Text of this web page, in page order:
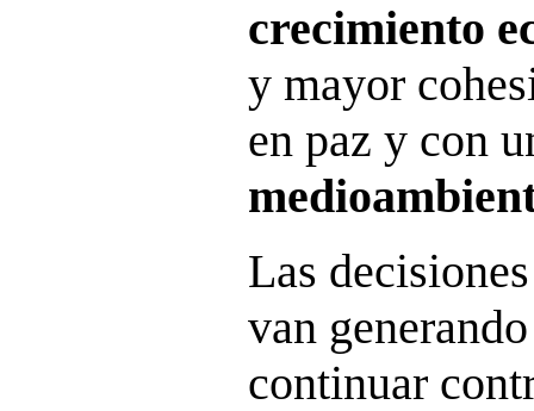
crecimiento
y mayor
en paz y con
Las
van
continuar